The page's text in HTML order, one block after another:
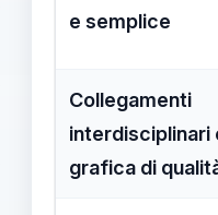
e semplice
Collegamenti
interdisciplinari
grafica di